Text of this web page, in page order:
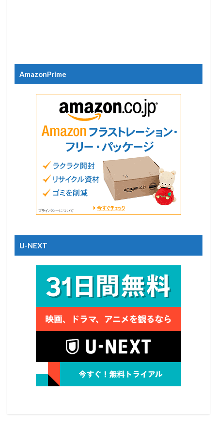
AmazonPrime
U-NEXT